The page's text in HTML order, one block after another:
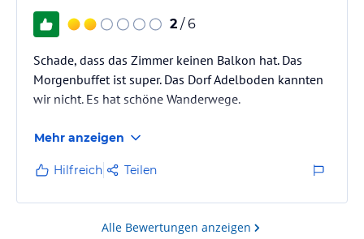
2 / 6
Schade, dass das Zimmer keinen Balkon hat. Das
Morgenbuffet ist super. Das Dorf Adelboden kannten
wir nicht. Es hat schöne Wanderwege.
Mehr anzeigen
Hilfreich Teilen
Alle Bewertungen anzeigen